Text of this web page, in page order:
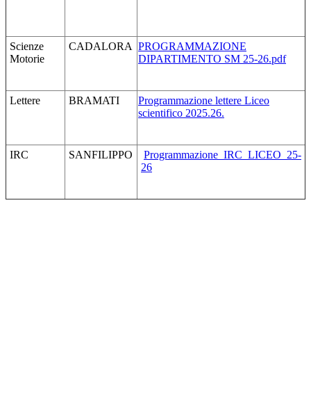
Scienze
Motorie
CADALORA PROGRAMMAZIONE
DIPARTIMENTO SM 25-26.pdf
Lettere BRAMATI
Programmazione lettere Liceo
scientifico 2025.26.
IRC SANFILIPPO
Programmazione_IRC_LICEO_25-
26